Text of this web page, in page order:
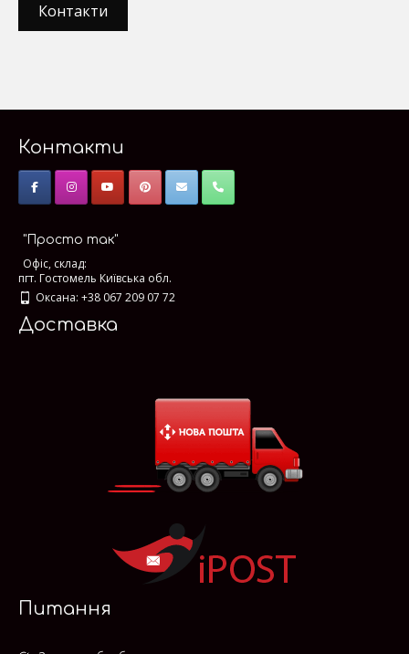
Контакти
Контакти
"Просто так"
Офіс, склад:
пгт. Гостомель Київська обл.
Оксана: +38 067 209 07 72
Доставка
Питання